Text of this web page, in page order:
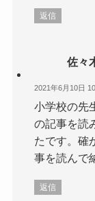
返信
佐々
2021年6月10日
小学校の先
の記事を読
たです。確
事を読んで
返信